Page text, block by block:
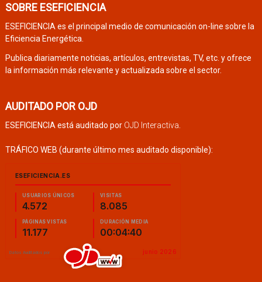
SOBRE ESEFICIENCIA
ESEFICIENCIA es el principal medio de comunicación on-line sobre la
Eficiencia Energética.
Publica diariamente noticias, artículos, entrevistas, TV, etc. y ofrece
la información más relevante y actualizada sobre el sector.
AUDITADO POR OJD
ESEFICIENCIA está auditado por OJD Interactiva
TRÁFICO WEB (durante último mes auditado disponible):